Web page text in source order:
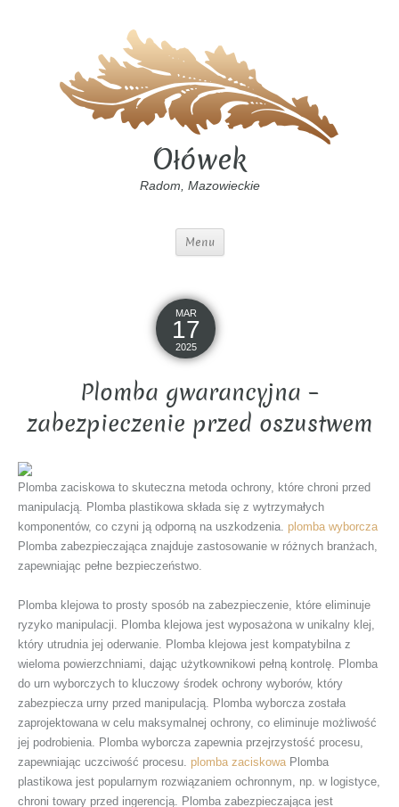
Ołówek
Radom, Mazowieckie
Menu
MAR
17
2025
Plomba gwarancyjna –
zabezpieczenie przed oszustwem
Plomba zaciskowa to skuteczna metoda ochrony, które chroni przed
manipulacją. Plomba plastikowa składa się z wytrzymałych
komponentów, co czyni ją odporną na uszkodzenia. plomba wyborcza
Plomba zabezpieczająca znajduje zastosowanie w różnych branżach,
zapewniając pełne bezpieczeństwo.
Plomba klejowa to prosty sposób na zabezpieczenie, które eliminuje
ryzyko manipulacji. Plomba klejowa jest wyposażona w unikalny klej,
który utrudnia jej oderwanie. Plomba klejowa jest kompatybilna z
wieloma powierzchniami, dając użytkownikowi pełną kontrolę. Plomba
do urn wyborczych to kluczowy środek ochrony wyborów, który
zabezpiecza urny przed manipulacją. Plomba wyborcza została
zaprojektowana w celu maksymalnej ochrony, co eliminuje możliwość
jej podrobienia. Plomba wyborcza zapewnia przejrzystość procesu,
zapewniając uczciwość procesu. plomba zaciskowaPlomba
plastikowa jest popularnym rozwiązaniem ochronnym, np. w logistyce,
chroni towary przed ingerencją. Plomba zabezpieczająca jest